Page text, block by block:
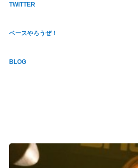
TWITTER
ベースやろうぜ！
BLOG